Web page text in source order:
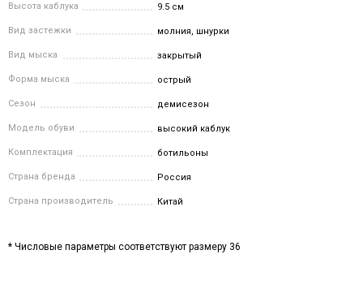
Высота каблука 9.5 см
Вид застежки молния, шнурки
Вид мыска закрытый
Форма мыска острый
Сезон демисезон
Модель обуви высокий каблук
Комплектация ботильоны
Страна бренда Россия
Страна производитель Китай
* Числовые параметры соответствуют размеру 36